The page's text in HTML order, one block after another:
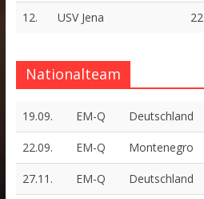
12. USV Jena 22
Nationalteam
19.09. EM-Q Deutschland
22.09. EM-Q Montenegro
27.11. EM-Q Deutschland